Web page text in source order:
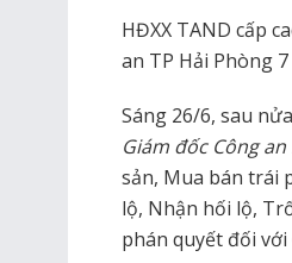
HĐXX TAND cấp
an TP Hải Phòng
Sáng 26/6, sau
Giám đốc Công
sản, Mua bán trái
lộ, Nhận hối lộ,
phán quyết đối với